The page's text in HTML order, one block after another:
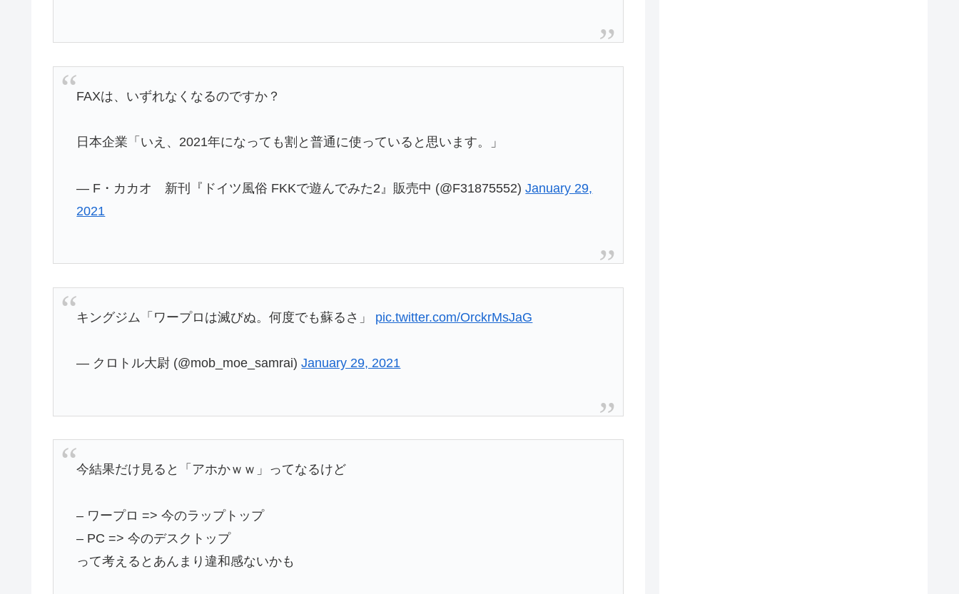
FAXは、いずれなくなるのですか？
日本企業「いえ、2021年になっても割と普通に使っていると思います。」
— F・カカオ 新刊『ドイツ風俗 FKKで遊んでみた2』販売中 (@F31875552)January 29,
2021
キングジム「ワープロは滅びぬ。何度でも蘇るさ」 pic.twitter.com/OrckrMsJaG
— クロトル大尉 (@mob_moe_samrai)January 29, 2021
今結果だけ見ると「アホかｗｗ」ってなるけど
– ワープロ => 今のラップトップ
– PC => 今のデスクトップ
って考えるとあんまり違和感ないかも